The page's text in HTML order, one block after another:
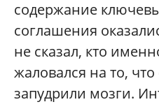
содержание
соглашения
не сказал, кто
жаловался на то,
запудрили мозги.